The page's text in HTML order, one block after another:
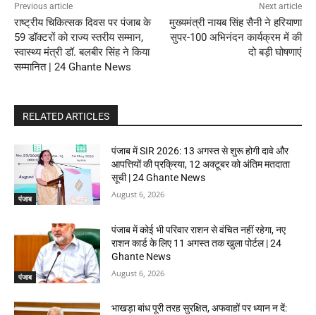
Previous article
राष्ट्रीय चिकित्सक दिवस पर पंजाब के
59 डॉक्टरों को राज्य स्तरीय सम्मान,
स्वास्थ्य मंत्री डॉ. बलबीर सिंह ने किया
सम्मानित | 24 Ghante News
Next article
मुख्यमंत्री नायब सिंह सैनी ने हरियाणा
सुपर-100 अभिनंदन कार्यक्रम में की
दो बड़ी घोषणाएं
RELATED ARTICLES
पंजाब
पंजाब में SIR 2026: 13 अगस्त से शुरू होगी दावे और
आपत्तियों की प्रक्रिया, 12 अक्टूबर को अंतिम मतदाता
सूची | 24 Ghante News
August 6, 2026
पंजाब
पंजाब में कोई भी परिवार राशन से वंचित नहीं रहेगा, नए
राशन कार्ड के लिए 11 अगस्त तक खुला पोर्टल | 24
Ghante News
August 6, 2026
भाखड़ा बांध पूरी तरह सुरक्षित, अफवाहों पर ध्यान न दें: